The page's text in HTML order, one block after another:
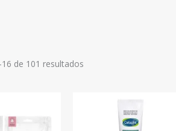
de 101 resultadosSorted